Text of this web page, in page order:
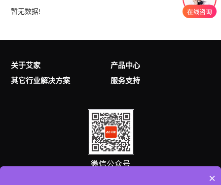
暂无数据!
关于艾家
产品中心
其它行业解决方案
服务支持
微信公众号
×